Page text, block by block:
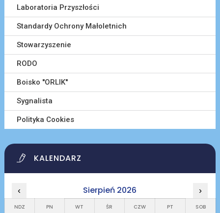
Laboratoria Przyszłości
Standardy Ochrony Małoletnich
Stowarzyszenie
RODO
Boisko ''ORLIK''
Sygnalista
Polityka Cookies
KALENDARZ
‹ Sierpień 2026 ›
NDZ PN WT ŚR CZW PT SOB